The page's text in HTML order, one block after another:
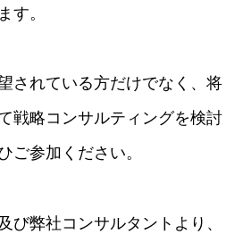
す。
されている方だけでなく、将
戦略コンサルティングを検討
ご参加ください。
び弊社コンサルタントより、